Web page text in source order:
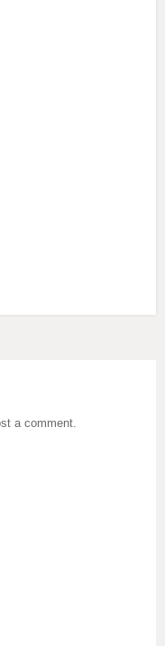
a comment.